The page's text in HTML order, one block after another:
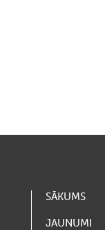
SĀKUMS
JAUNUMI